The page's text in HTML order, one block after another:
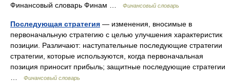
Финансовый словарь Финам …
Финансовый словарь
Последующая стратегия — изменения, вносимые в
первоначальную стратегию с целью улучшения характеристик
позиции. Различают: наступательные последующие стратегии
стратегии, которые используются, когда первоначальная
позиция приносит прибыль; защитные последующие стратегии
Финансовый словарь